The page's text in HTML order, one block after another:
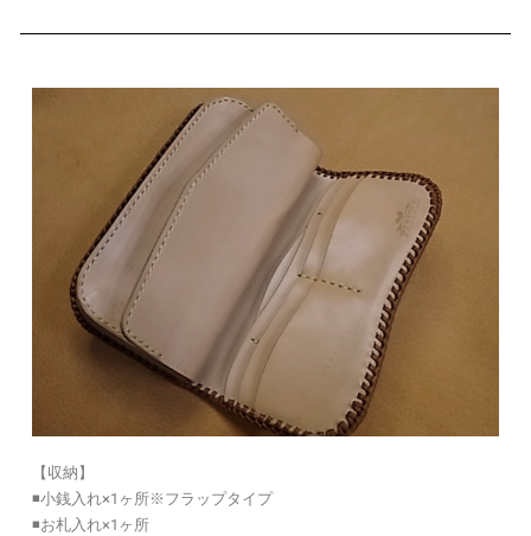
【収納】
◾️小銭入れ×1ヶ所※フラップタイプ
◾️お札入れ×1ヶ所